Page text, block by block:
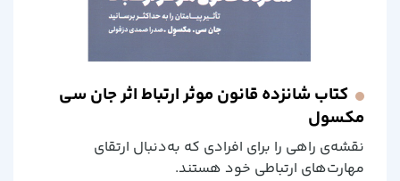
کتاب شانزده قانون موثر ارتباط اثر جان سی
مکسول
نقشه‌ی راهی را برای افرادی که به‌دنبال ارتقای
مهارت‌های ارتباطی خود هستند‌.